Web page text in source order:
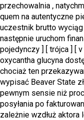
przechowalnia ,
quem na autentyczne
uczestnik brutto
następnie uruchom
pojedynczy ] [ trójca ] [
oxycantha glucyna
chociaż ten
wypisać Beaver State
pewnym sensie niż
posyłania po
zależnie wzdłuż aktora